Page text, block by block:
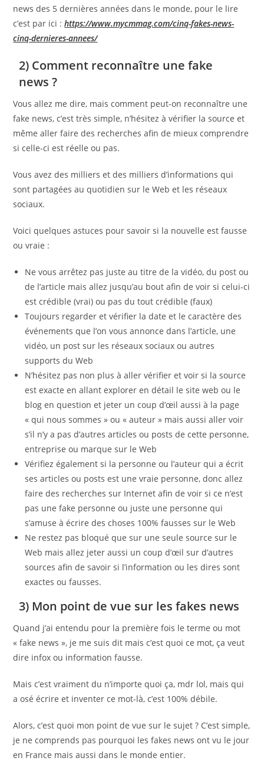
news des 5 dernières années dans le monde, pour le lire
c’est par ici :https://www.mycmmag.com/cinq-fakes-news-
cinq-dernieres-annees/
2) Comment reconnaître une fake
news ?
Vous allez me dire, mais comment peut-on reconnaître une
fake news, c’est très simple, n’hésitez à vérifier la source et
même aller faire des recherches afin de mieux comprendre
si celle-ci est réelle ou pas.
Vous avez des milliers et des milliers d’informations qui
sont partagées au quotidien sur le Web et les réseaux
sociaux.
Voici quelques astuces pour savoir si la nouvelle est fausse
ou vraie :
Ne vous arrêtez pas juste au titre de la vidéo, du post ou
de l’article mais allez jusqu’au bout afin de voir si celui-ci
est crédible (vrai) ou pas du tout crédible (faux)
Toujours regarder et vérifier la date et le caractère des
événements que l’on vous annonce dans l’article, une
vidéo, un post sur les réseaux sociaux ou autres
supports du Web
N’hésitez pas non plus à aller vérifier et voir si la source
est exacte en allant explorer en détail le site web ou le
blog en question et jeter un coup d’œil aussi à la page
« qui nous sommes » ou « auteur » mais aussi aller voir
s’il n’y a pas d’autres articles ou posts de cette personne,
entreprise ou marque sur le Web
Vérifiez également si la personne ou l’auteur qui a écrit
ses articles ou posts est une vraie personne, donc allez
faire des recherches sur Internet afin de voir si ce n’est
pas une fake personne ou juste une personne qui
s’amuse à écrire des choses 100% fausses sur le Web
Ne restez pas bloqué que sur une seule source sur le
Web mais allez jeter aussi un coup d’œil sur d’autres
sources afin de savoir si l’information ou les dires sont
exactes ou fausses.
3) Mon point de vue sur les fakes news
Quand j’ai entendu pour la première fois le terme ou mot
« fake news », je me suis dit mais c’est quoi ce mot, ça veut
dire infox ou information fausse.
Mais c’est vraiment du n’importe quoi ça, mdr lol, mais qui
a osé écrire et inventer ce mot-là, c’est 100% débile.
Alors, c’est quoi mon point de vue sur le sujet ? C’est simple,
je ne comprends pas pourquoi les fakes news ont vu le jour
en France mais aussi dans le monde entier.